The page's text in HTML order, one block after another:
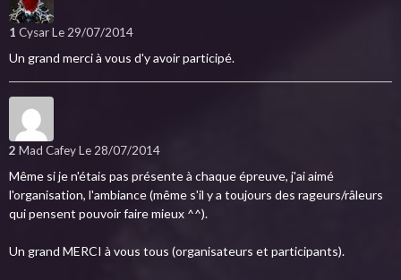
1 CysarLe 29/07/2014
Un grand merci à vous d'y avoir participé.
2 Mad CafeyLe 28/07/2014
Même si je n'étais pas présente à chaque épreuve, j'ai aimé
l'organisation, l'ambiance (même s'il y a toujours des rageurs/râleurs
qui pensent pouvoir faire mieux ^^).
Un grand MERCI à vous tous (organisateurs et participants).